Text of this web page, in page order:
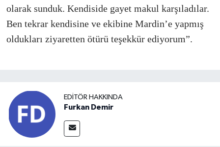
olarak sunduk. Kendiside gayet makul karşıladılar.
Ben tekrar kendisine ve ekibine Mardin’e yapmış
oldukları ziyaretten ötürü teşekkür ediyorum”.
EDITÖR HAKKINDA
Furkan Demir